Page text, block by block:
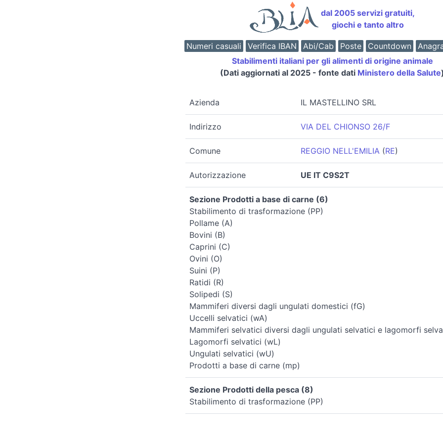
dal 2005 servizi gratuiti,
giochi e tanto altro
Numeri casuali Verifica IBAN Abi/Cab Poste Countdown
Stabilimenti italiani per gli alimenti di origine animale
(Dati aggiornati al 2025 - fonte dati Ministero della Salute)
Azienda IL MASTELLINO SRL
Indirizzo VIA DEL CHIONSO 26/F
Comune REGGIO NELL'EMILIA (RE)
Autorizzazione UE IT C9S2T
Sezione Prodotti a base di carne (6)
Stabilimento di trasformazione (PP)
Pollame (A)
Bovini (B)
Caprini (C)
Ovini (O)
Suini (P)
Ratidi (R)
Solipedi (S)
Mammiferi diversi dagli ungulati domestici (fG)
Uccelli selvatici (wA)
Mammiferi selvatici diversi dagli ungulati selvatici e lagomorfi
Lagomorfi selvatici (wL)
Ungulati selvatici (wU)
Prodotti a base di carne (mp)
Sezione Prodotti della pesca (8)
Stabilimento di trasformazione (PP)